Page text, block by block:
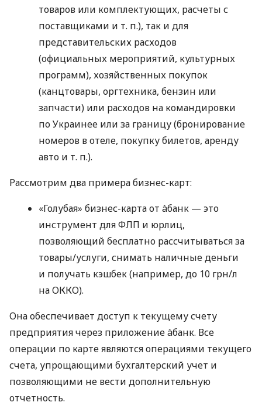
товаров или комплектующих, расчеты с
поставщиками и т. п.), так и для
представительских расходов
(официальных мероприятий, культурных
программ), хозяйственных покупок
(канцтовары, оргтехника, бензин или
запчасти) или расходов на командировки
по Украинее или за границу (бронирование
номеров в отеле, покупку билетов, аренду
авто и т. п.).
Рассмотрим два примера бизнес-карт:
«Голубая» бизнес-карта от àбанк — это
инструмент для ФЛП и юрлиц,
позволяющий бесплатно рассчитываться за
товары/услуги, снимать наличные деньги
и получать кэшбек (например, до 10 грн/л
на ОККО).
Она обеспечивает доступ к текущему счету
предприятия через приложение àбанк. Все
операции по карте являются операциями текущего
счета, упрощающими бухгалтерский учет и
позволяющими не вести дополнительную
отчетность.